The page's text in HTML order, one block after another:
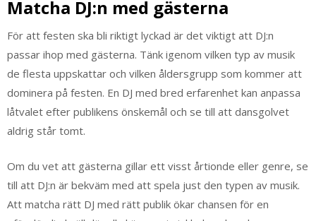
Matcha DJ:n med gästerna
För att festen ska bli riktigt lyckad är det viktigt att DJ:n
passar ihop med gästerna. Tänk igenom vilken typ av musik
de flesta uppskattar och vilken åldersgrupp som kommer att
dominera på festen. En DJ med bred erfarenhet kan anpassa
låtvalet efter publikens önskemål och se till att dansgolvet
aldrig står tomt.
Om du vet att gästerna gillar ett visst årtionde eller genre, se
till att DJ:n är bekväm med att spela just den typen av musik.
Att matcha rätt DJ med rätt publik ökar chansen för en